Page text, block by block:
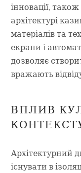
інновації,
архітектурі
матеріалів та
екрани і
дозволяє
вражають
ВПЛИВ
Архітектурний
існувати в